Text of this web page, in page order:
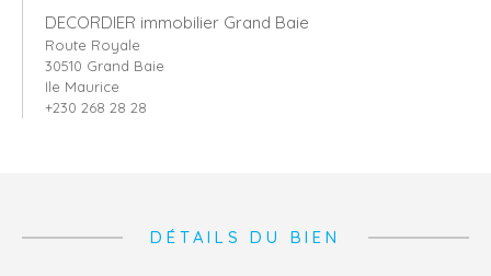
DECORDIER immobilier Grand Baie
Route Royale
30510 Grand Baie
Ile Maurice
+230 268 28 28
DÉTAILS DU BIEN